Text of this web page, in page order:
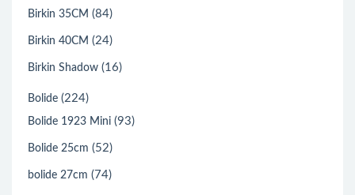
Birkin 35CM (84)
Birkin 40CM (24)
Birkin Shadow (16)
Bolide (224)
Bolide 1923 Mini (93)
Bolide 25cm (52)
bolide 27cm (74)